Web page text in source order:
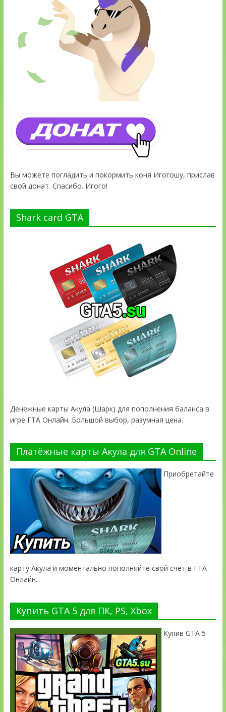
Вы можете погладить и покормить коня Игогошу, прислав
свой донат. Спасибо. Игого!
Shark card GTA
Денежные карты Акула (Шарк) для пополнения баланса в
игре ГТА Онлайн. Большой выбор, разумная цена.
Платёжные карты Акула для GTA Online
Приобретайте
карту Акула и моментально пополняйте свой счёт в ГТА
Онлайн.
Купить GTA 5 для ПК, PS, Xbox
Купив GTA 5